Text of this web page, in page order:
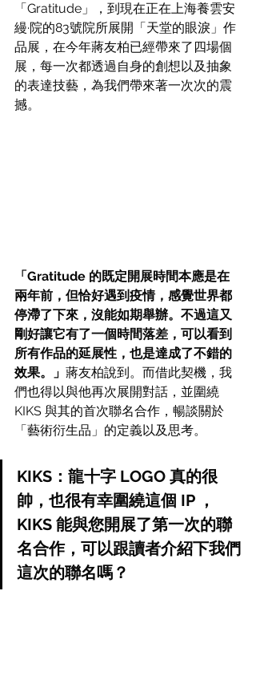
「Gratitude」，到現在正在上海養雲安
縵·院的83號院所展開「天堂的眼淚」作
品展，在今年蔣友柏已經帶來了四場個
展，每一次都透過自身的創想以及抽象
的表達技藝，為我們帶來著一次次的震
撼。
「Gratitude 的既定開展時間本應是在
兩年前，但恰好遇到疫情，感覺世界都
停滯了下來，沒能如期舉辦。不過這又
剛好讓它有了一個時間落差，可以看到
所有作品的延展性，也是達成了不錯的
效果。」 蔣友柏說到。而借此契機，我
們也得以與他再次展開對話，並圍繞
KIKS 與其的首次聯名合作，暢談關於
「藝術衍生品」的定義以及思考。
KIKS：龍十字 LOGO 真的很
帥，也很有幸圍繞這個 IP ，
KIKS 能與您開展了第一次的聯
名合作，可以跟讀者介紹下我們
這次的聯名嗎？